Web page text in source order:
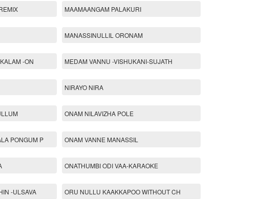
MAAMAANGAM PALAKURI
MANASSINULLIL ORONAM
-ON MEDAM VANNU -VISHUKANI-SUJATH
NIRAYO NIRA
ONAM NILAVIZHA POLE
PONGUM P ONAM VANNE MANASSIL
ONATHUMBI ODI VAA-KARAOKE
-ULSAVA ORU NULLU KAAKKAPOO WITHOUT CH